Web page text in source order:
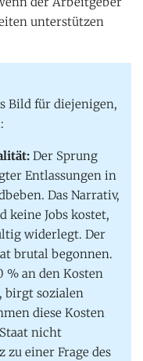
unterstützen
Bild für diejenigen,
Der Sprung
Entlassungen in
Das Narrativ,
keine Jobs kostet,
widerlegt. Der
brutal begonnen.
% an den Kosten
birgt sozialen
diese Kosten
nicht
einer Frage des